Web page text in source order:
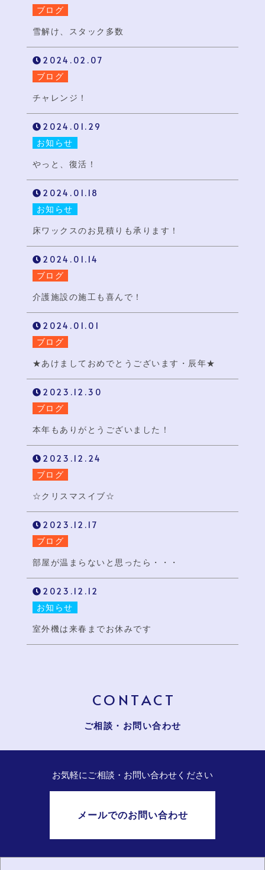
ブログ
雪解け、スタック多数
2024.02.07
ブログ
チャレンジ！
2024.01.29
お知らせ
やっと、復活！
2024.01.18
お知らせ
床ワックスのお見積りも承ります！
2024.01.14
ブログ
介護施設の施工も喜んで！
2024.01.01
ブログ
★あけましておめでとうございます・辰年★
2023.12.30
ブログ
本年もありがとうございました！
2023.12.24
ブログ
☆クリスマスイブ☆
2023.12.17
ブログ
部屋が温まらないと思ったら・・・
2023.12.12
お知らせ
室外機は来春までお休みです
CONTACT
ご相談・お問い合わせ
お気軽にご相談・お問い合わせください
メールでのお問い合わせ